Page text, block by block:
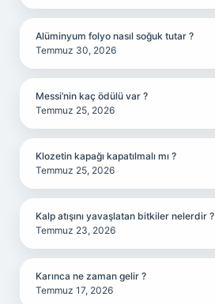
Alüminyum folyo nasıl soğuk tutar ?
Temmuz 30, 2026
Messi’nin kaç ödülü var ?
Temmuz 25, 2026
Klozetin kapağı kapatılmalı mı ?
Temmuz 25, 2026
Kalp atışını yavaşlatan bitkiler nelerdir ?
Temmuz 23, 2026
Karınca ne zaman gelir ?
Temmuz 17, 2026